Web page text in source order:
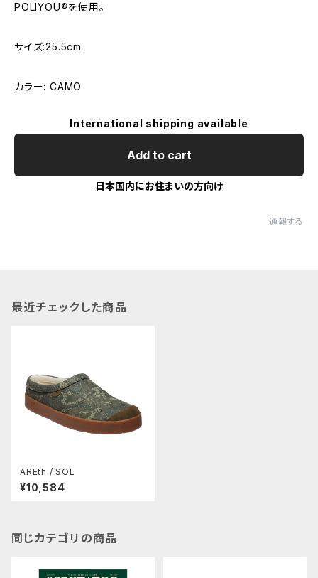
POLIYOU®を使用。
サイズ:25.5cm
カラー: CAMO
International shipping available
Add to cart
日本国内にお住まいの方向け
通報する
最近チェックした商品
AREth / SOL
¥10,584
同じカテゴリの商品